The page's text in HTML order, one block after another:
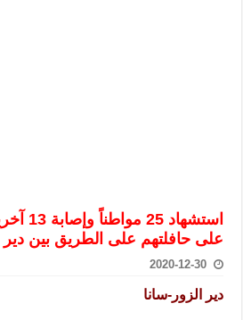
سوريا تبحث مع الإيسيسكو التعاون في
على حافلتهم على الطريق بين دير
2020-12-30
دير الزور-سانا